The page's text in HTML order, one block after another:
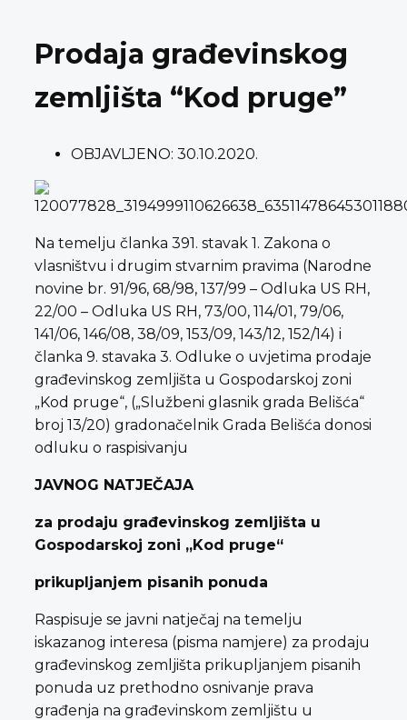
Prodaja građevinskog
zemljišta “Kod pruge”
OBJAVLJENO: 30.10.2020.
Na temelju članka 391. stavak 1. Zakona o
vlasništvu i drugim stvarnim pravima (Narodne
novine br. 91/96, 68/98, 137/99 – Odluka US RH,
22/00 – Odluka US RH, 73/00, 114/01, 79/06,
141/06, 146/08, 38/09, 153/09, 143/12, 152/14) i
članka 9. stavaka 3. Odluke o uvjetima prodaje
građevinskog zemljišta u Gospodarskoj zoni
„Kod pruge“, („Službeni glasnik grada Belišća“
broj 13/20) gradonačelnik Grada Belišća donosi
odluku o raspisivanju
JAVNOG NATJEČAJA
za prodaju građevinskog zemljišta u
Gospodarskoj zoni „Kod pruge“
prikupljanjem pisanih ponuda
Raspisuje se javni natječaj na temelju
iskazanog interesa (pisma namjere) za prodaju
građevinskog zemljišta prikupljanjem pisanih
ponuda uz prethodno osnivanje prava
građenja na građevinskom zemljištu u